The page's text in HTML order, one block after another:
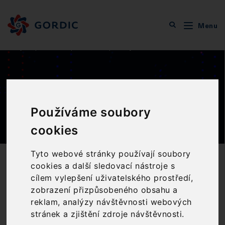
Používáme soubory
cookies
Tyto webové stránky používají soubory
cookies a další sledovací nástroje s
cílem vylepšení uživatelského prostředí,
zobrazení přizpůsobeného obsahu a
reklam, analýzy návštěvnosti webových
stránek a zjištění zdroje návštěvnosti.
Menu
CO VÁM PŘINÁŠÍME?
Rozšiřte informační systém o funkcionality, jejichž
nabídka je průběžně doplňována o nové nástroje na
základě uživatelských požadavků, trendů i aktuální
legislativy. Nemusíte tak pořizovat systém nový,